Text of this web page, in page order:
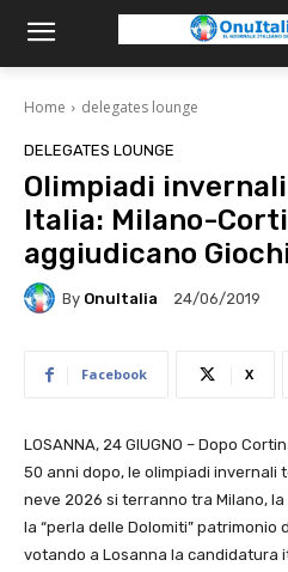
Home delegates lounge
DELEGATES LOUNGE
Olimpiadi
Italia: Milano-
aggiudicano
By OnuItalia 24/06/2019
Facebook X
LOSANNA, 24 GIUGNO – Dopo
50 anni dopo, le olimpiadi invernali
neve 2026 si terranno tra Milano, la
la “perla delle Dolomiti” patrimonio
votando a Losanna la candidatura